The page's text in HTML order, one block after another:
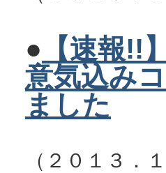
● 【速報!!
意気込み
ました
（２０１３．